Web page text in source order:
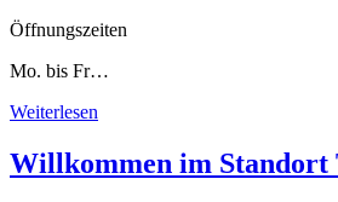
Öffnungszeiten
Mo. bis Fr…
Weiterlesen
Willkommen im Standort